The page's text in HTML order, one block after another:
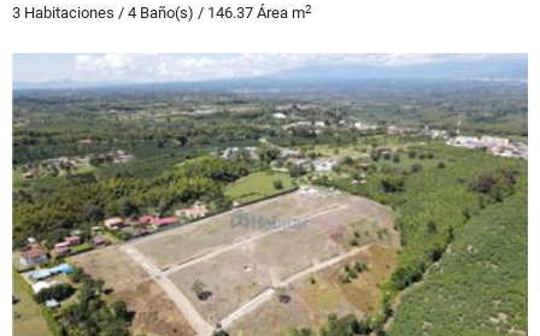
3 Habitaciones / 4 Baño(s) / 146.37 Área m2